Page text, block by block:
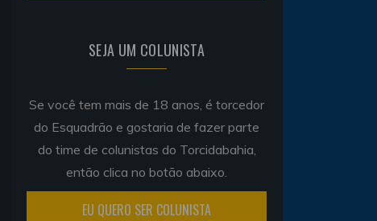
SEJA UM COLUNISTA
Se você tem mais de 18 anos, é torcedor
do Esquadrão e gostaria de fazer parte
do time de colunistas do Torcidabahia,
então clica no botão abaixo.
EU QUERO SER COLUNISTA